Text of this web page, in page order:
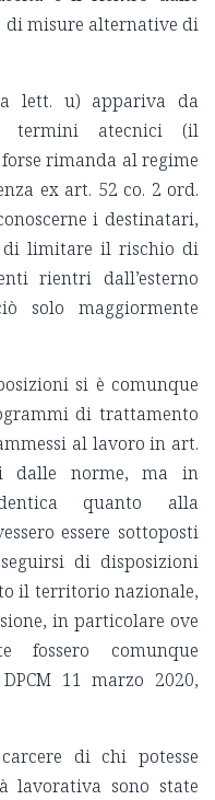
misure alternative di
lett. u) appariva da
termini atecnici (il
rimanda al regime
ex art. 52 co. 2 ord.
i destinatari,
di limitare il rischio di
rientri dall’esterno
solo maggiormente
si è comunque
di trattamento
al lavoro in art.
dalle norme, ma in
quanto alla
essere sottoposti
di disposizioni
il territorio nazionale,
in particolare ove
fossero comunque
11 marzo 2020,
di chi potesse
lavorativa sono state